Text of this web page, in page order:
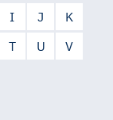
I J
K
T U
V